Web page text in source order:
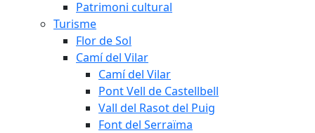
Patrimoni cultural
Turisme
Flor de Sol
Camí del Vilar
Camí del Vilar
Pont Vell de Castellbell
Vall del Rasot del Puig
Font del Serraïma